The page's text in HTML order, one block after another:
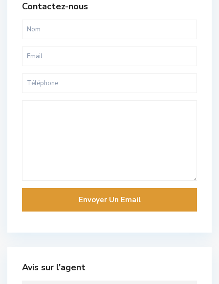
Contactez-nous
Avis sur l'agent